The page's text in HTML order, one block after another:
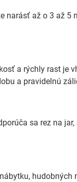
narásť až o 3 až 5
a rýchly rast je
a pravidelnú
sa rez na
hudobných